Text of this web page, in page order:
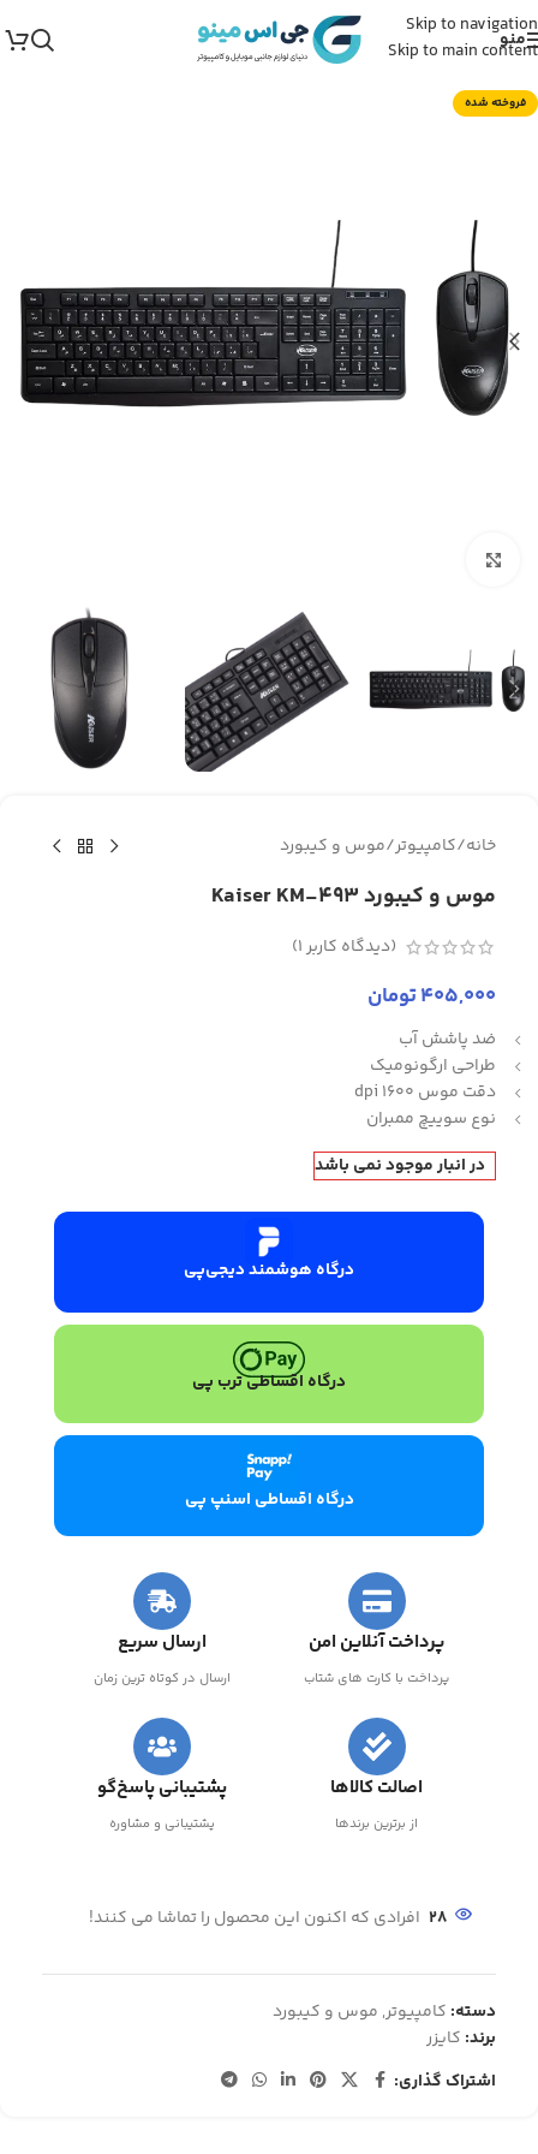
Skip to navigation
Skip to main content
منو
فروخته شده
خانه/کامپیوتر/موس و کیبورد
موس و کیبورد Kaiser KM-493
(دیدگاه کاربر1
)
405,000تومان
ضد پاشش آب
طراحی ارگونومیک
دقت موس 1600 dpi
نوع سوییچ ممبران
در انبار موجود نمی باشد
درگاه هوشمند دیجی‌پی
درگاه اقساطی ترب پی
درگاه اقساطی اسنپ پی
پرداخت آنلاین امن
پرداخت با کارت های شتاب
ارسال سریع
ارسال در کوتاه ترین زمان
اصالت کالاها
از برترین برندها
پشتیبانی پاسخ‌گو
پشتیبانی و مشاوره
28 افرادی که اکنون این محصول را تماشا می کنند!
دسته: کامپیوتر, موس و کیبورد
برند: کایزر
اشتراک گذاری: